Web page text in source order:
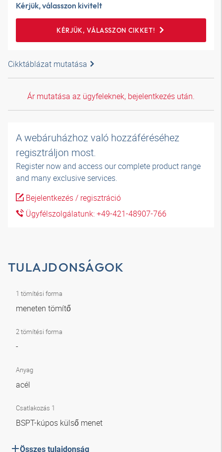
Kérjük, válasszon kivitelt
KÉRJÜK, VÁLASSZON CIKKET!
Cikktáblázat mutatása
Ár mutatása az ügyfeleknek, bejelentkezés után.
A webáruházhoz való hozzáféréséhez
regisztráljon most.
Register now and access our complete product range
and many exclusive services.
Bejelentkezés / regisztráció
Ügyfélszolgálatunk: +49-421-48907-766
TULAJDONSÁGOK
1 tömítési forma
meneten tömítő
2 tömítési forma
-
Anyag
acél
Csatlakozás 1
BSPT-kúpos külső menet
Összes tulajdonság